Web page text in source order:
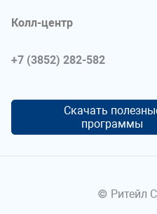
Колл-центр
+7 (3852) 282-582
Скачать
программы
© Ритейл